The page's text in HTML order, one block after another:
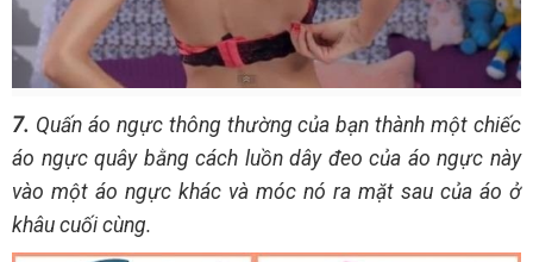
7. Quấn áo ngực thông thường của bạn thành một chiếc
áo ngực quây bằng cách luồn dây đeo của áo ngực này
vào một áo ngực khác và móc nó ra mặt sau của áo ở
khâu cuối cùng.